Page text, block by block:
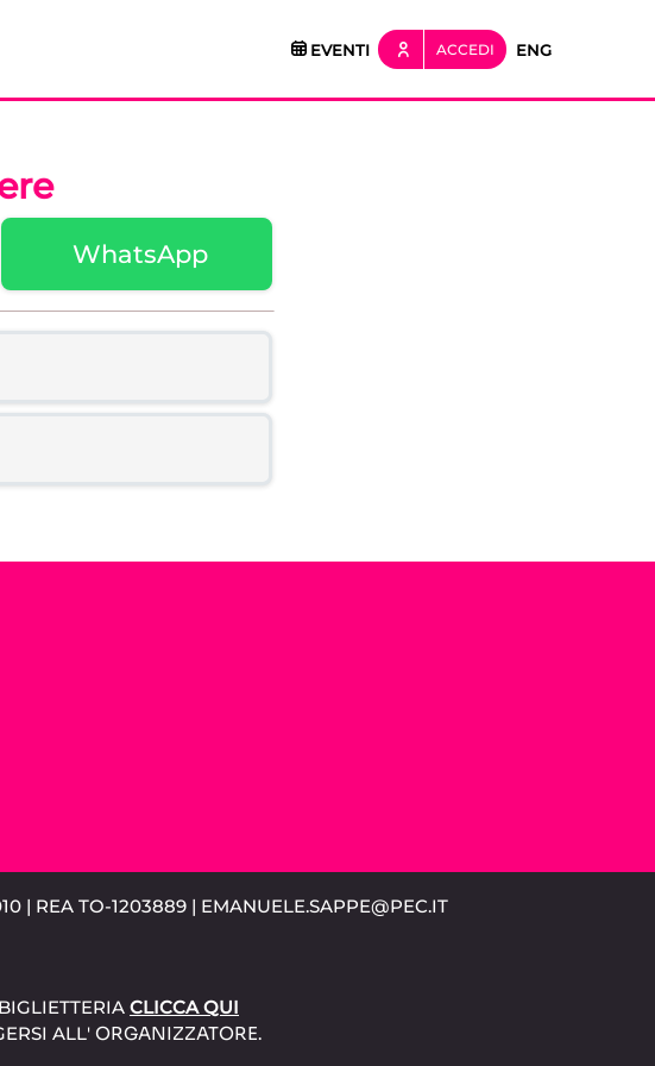
EVENTI ACCEDI ENG
WhatsApp
| REA TO-1203889 | EMANUELE.SAPPE@PEC.IT
CLICCA QUI
ALL' ORGANIZZATORE.